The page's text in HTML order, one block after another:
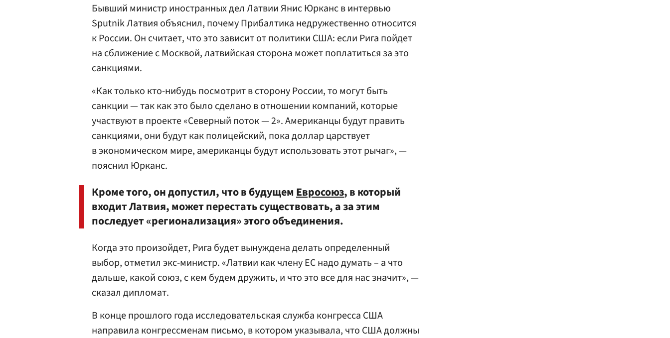
Бывший министр иностранных дел Латвии Янис Юрканс в интервью
Sputnik Латвия объяснил, почему Прибалтика недружественно относится
к России. Он считает, что это зависит от политики США: если Рига пойдет
на сближение с Москвой, латвийская сторона может поплатиться за это
санкциями.
«Как только кто-нибудь посмотрит в сторону России, то могут быть
санкции — так как это было сделано в отношении компаний, которые
участвуют в проекте «Северный поток — 2». Американцы будут править
санкциями, они будут как полицейский, пока доллар царствует
в экономическом мире, американцы будут использовать этот рычаг», —
пояснил Юрканс.
Кроме того, он допустил, что в будущем Евросоюз, в который
входит Латвия, может перестать существовать, а за этим
последует «регионализация» этого объединения.
Когда это произойдет, Рига будет вынуждена делать определенный
выбор, отметил экс-министр. «Латвии как члену ЕС надо думать – а что
дальше, какой союз, с кем будем дружить, и что это все для нас значит», —
сказал дипломат.
В конце прошлого года исследовательская служба конгресса США
направила конгрессменам письмо, в котором указывала, что США должны